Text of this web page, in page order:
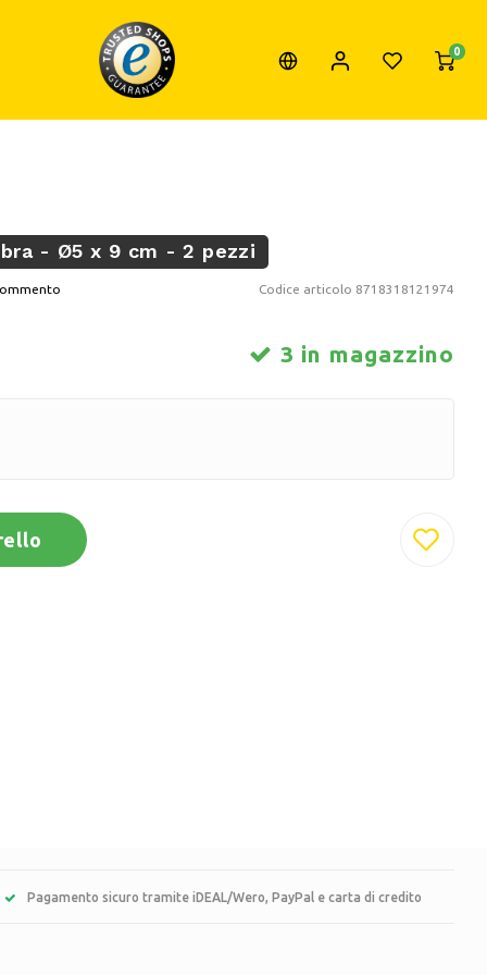
0
- Ø5 x 9 cm - 2 pezzi
Codice articolo 8718318121974
3 in magazzino
Pagamento sicuro tramite iDEAL/Wero, PayPal e carta di credito